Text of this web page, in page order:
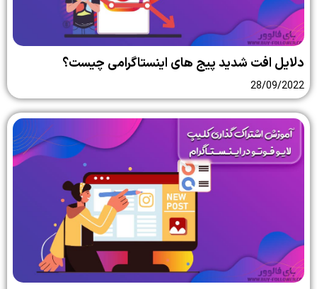
دلایل افت شدید پیج های اینستاگرامی چیست؟
28/09/2022